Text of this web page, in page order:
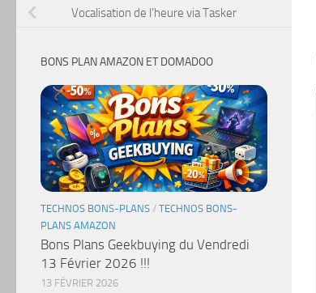
Vocalisation de l’heure via Tasker
BONS PLAN AMAZON ET DOMADOO
TECHNOS BONS-PLANS / TECHNOS BONS-
PLANS AMAZON
Bons Plans Geekbuying du Vendredi
13 Février 2026 !!!
13 FÉVRIER 2026